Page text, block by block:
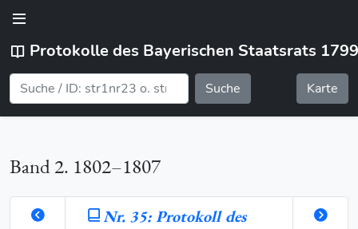
Protokolle des Bayerischen Staatsrats
Suche Karte
Band 2. 1802–1807
Nr. 35: Protokoll des